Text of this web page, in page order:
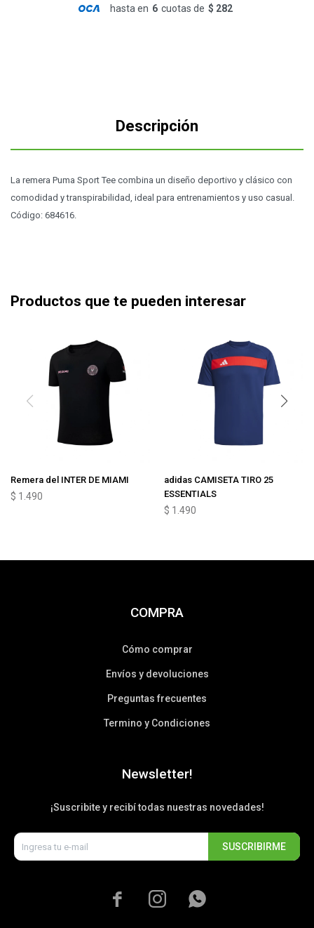
hasta en 6 cuotas de $ 282
Descripción
La remera Puma Sport Tee combina un diseño deportivo y clásico con
comodidad y transpirabilidad, ideal para entrenamientos y uso casual.
Código: 684616.
Productos que te pueden interesar
Remera del INTER DE MIAMI
$ 1.490
adidas CAMISETA TIRO 25
ESSENTIALS
$ 1.490
COMPRA
Cómo comprar
Envíos y devoluciones
Preguntas frecuentes
Termino y Condiciones
Newsletter!
¡Suscribite y recibí todas nuestras novedades!
SUSCRIBIRME
  